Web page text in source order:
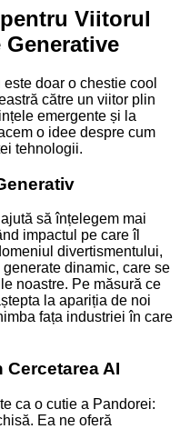
Viitorul
doar o chestie cool
către un viitor plin
emergente și la
o idee despre cum
tehnologii.
să înțelegem mai
impactul pe care îl
divertismentului,
dinamic, care se
noastre. Pe măsură ce
la apariția de noi
fața industriei în care
AI
ca o cutie a Pandorei:
Ea ne oferă